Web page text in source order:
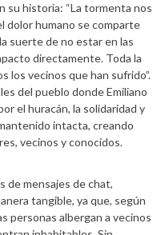
su historia: “La tormenta nos
dolor humano se comparte
suerte de no estar en las
directamente. Toda la
los vecinos que han sufrido”.
del pueblo donde Emiliano
el huracán, la solidaridad y
intacta, creando
vecinos y conocidos.
de mensajes de chat,
tangible, ya que, según
personas albergan a vecinos